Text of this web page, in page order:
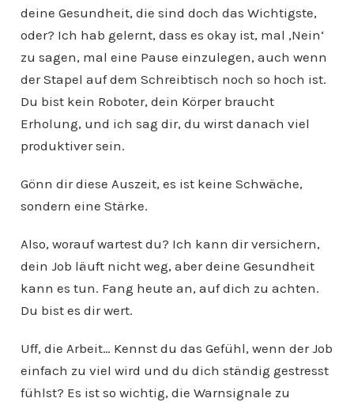
deine Gesundheit, die sind doch das Wichtigste,
oder? Ich hab gelernt, dass es okay ist, mal ‚Nein‘
zu sagen, mal eine Pause einzulegen, auch wenn
der Stapel auf dem Schreibtisch noch so hoch ist.
Du bist kein Roboter, dein Körper braucht
Erholung, und ich sag dir, du wirst danach viel
produktiver sein.
Gönn dir diese Auszeit, es ist keine Schwäche,
sondern eine Stärke.
Also, worauf wartest du? Ich kann dir versichern,
dein Job läuft nicht weg, aber deine Gesundheit
kann es tun. Fang heute an, auf dich zu achten.
Du bist es dir wert.
Uff, die Arbeit… Kennst du das Gefühl, wenn der Job
einfach zu viel wird und du dich ständig gestresst
fühlst? Es ist so wichtig, die Warnsignale zu